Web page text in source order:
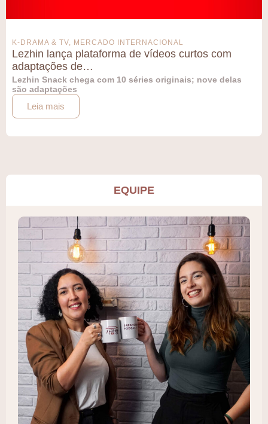
K-DRAMA & TV, MERCADO INTERNACIONAL
Lezhin lança plataforma de vídeos curtos com
adaptações de…
Lezhin Snack chega com 10 séries originais; nove delas
são adaptações
Leia mais
EQUIPE